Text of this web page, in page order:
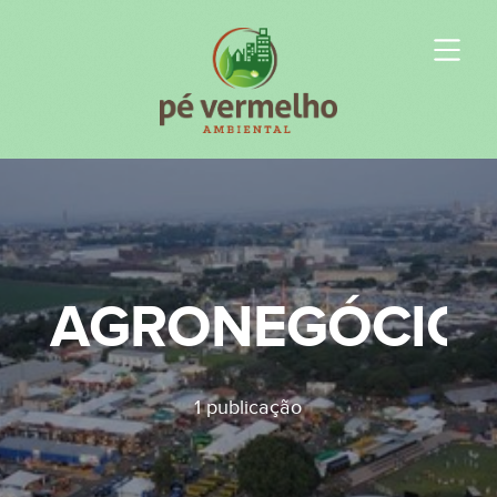
AGRONEGÓCIO
1 publicação